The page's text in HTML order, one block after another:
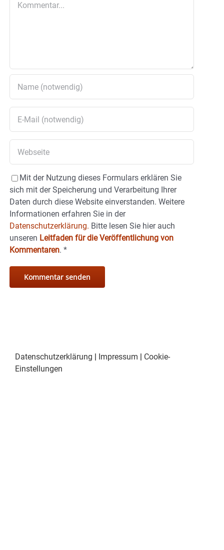
Mit der Nutzung dieses Formulars erklären Sie
sich mit der Speicherung und Verarbeitung Ihrer
Daten durch diese Website einverstanden. Weitere
Informationen erfahren Sie in der
Datenschutzerklärung. Bitte lesen Sie hier auch
unseren Leitfaden für die Veröffentlichung von
Kommentaren. *
Datenschutzerklärung Impressum
Cookie-
Einstellungen